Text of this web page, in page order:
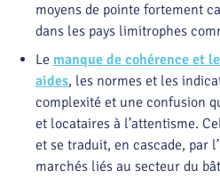
moyens de pointe fortement
dans les pays limitrophes
Le manque de cohérence et
aides, les normes et les
complexité et une confusion
et locataires à l’attentisme.
et se traduit, en cascade, par
marchés liés au secteur du